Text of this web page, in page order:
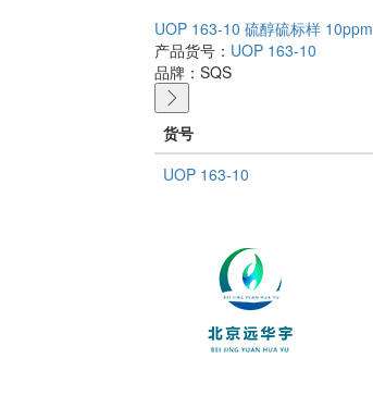
UOP 163-10 硫醇硫标样 10ppm
产品货号： UOP 163-10
品牌： SQS
货号
UOP 163-10